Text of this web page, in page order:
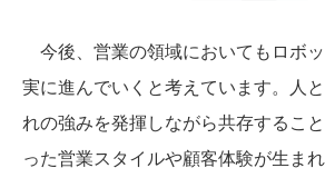
今後、営業の領域においてもロボ
実に進んでいくと考えています。人
れの強みを発揮しながら共存するこ
った営業スタイルや顧客体験が生ま